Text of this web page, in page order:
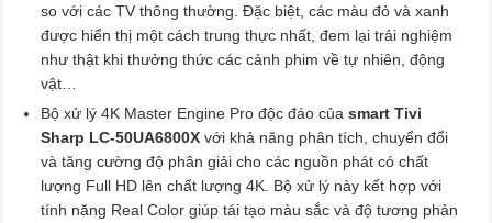
so với các TV thông thường. Đặc biệt, các màu đỏ và xanh
được hiển thị một cách trung thực nhất, đem lại trải nghiệm
như thật khi thưởng thức các cảnh phim về tự nhiên, động
vật…
Bộ xử lý 4K Master Engine Pro độc đáo của smart Tivi
Sharp LC-50UA6800X với khả năng phân tích, chuyển đổi
và tăng cường độ phân giải cho các nguồn phát có chất
lượng Full HD lên chất lượng 4K. Bộ xử lý này kết hợp với
tính năng Real Color giúp tái tạo màu sắc và độ tương phản